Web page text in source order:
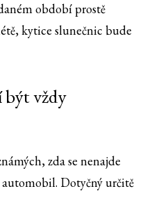
období prostě
kytice slunečnic bude
být vždy
zda se nenajde
Dotyčný určitě